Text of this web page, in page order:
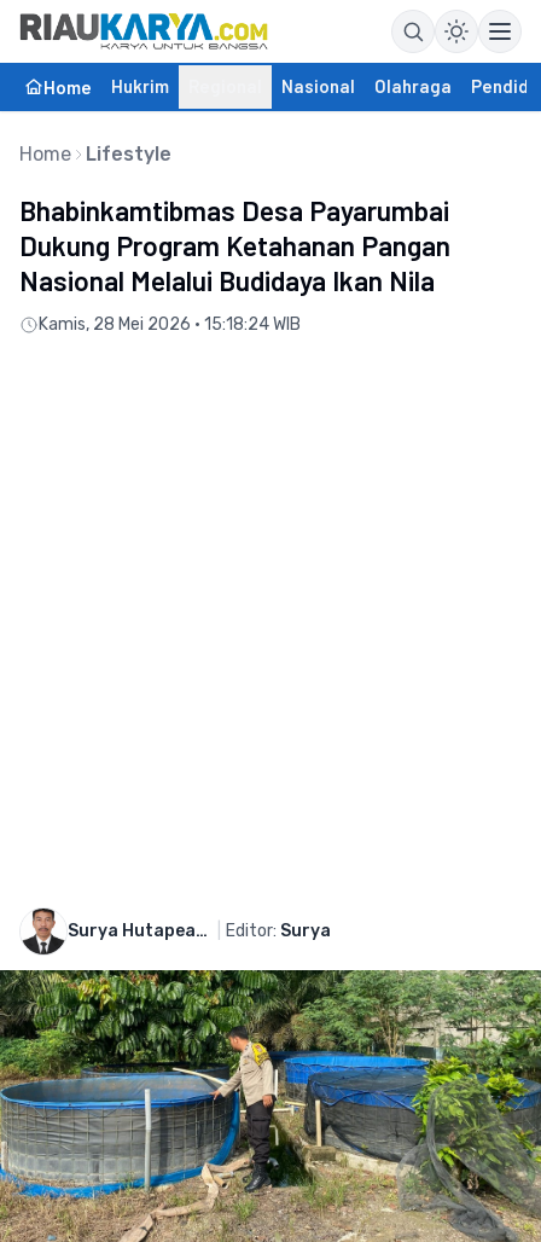
Home Hukrim Nasional Olahraga
Home Lifestyle
Bhabinkamtibmas Desa Payarumbai
Dukung Program Ketahanan Pangan
Nasional Melalui Budidaya Ikan Nila
Kamis, 28 Mei 2026 • 15:18:24 WIB
Surya Hutapeang Editor: Surya